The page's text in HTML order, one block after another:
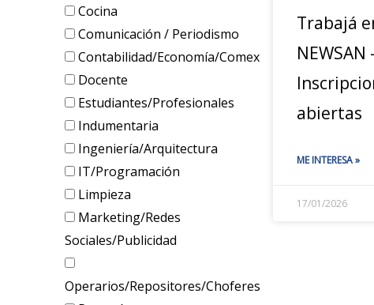
Cocina
Comunicación / Periodismo
Contabilidad/Economía/Comex
Docente
Estudiantes/Profesionales
Indumentaria
Ingeniería/Arquitectura
IT/Programación
Limpieza
Marketing/Redes
Sociales/Publicidad
Operarios/Repositores/Choferes
Trabajá
NEWSAN
abiertas
ME INTERESA »
17/01/2026